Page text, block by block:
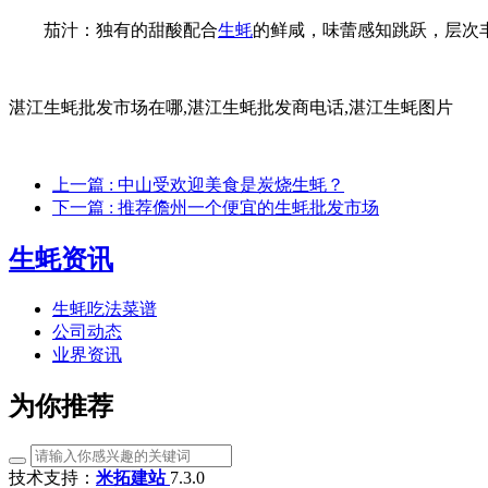
茄汁：独有的甜酸配合生蚝的鲜咸，味蕾感知跳跃，层次
湛江生蚝批发市场在哪,湛江生蚝批发商电话,湛江生蚝图片
上一篇 : 中山受欢迎美食是炭烧生蚝？
下一篇 : 推荐儋州一个便宜的生蚝批发市场
生蚝资讯
生蚝吃法菜谱
公司动态
业界资讯
为你推荐
技术支持： 米拓建站 7.3.0